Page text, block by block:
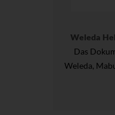
Weleda
Das
Weleda,